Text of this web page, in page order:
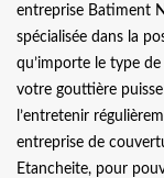
entreprise Batiment
spécialisée dans la
qu’importe le type
votre gouttière
l’entretenir
entreprise de
Etancheite, pour